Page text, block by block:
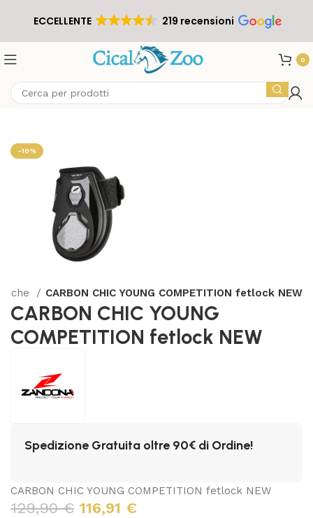
ECCELLENTE 219 recensioni
0
-10%
CARBON CHIC YOUNG COMPETITION fetlock NEW
CARBON CHIC YOUNG
COMPETITION fetlock NEW
Spedizione Gratuita oltre 90€ di Ordine!
CARBON CHIC YOUNG COMPETITION fetlock NEW
129,90€ 116,91 €